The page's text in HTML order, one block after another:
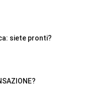
siete pronti?